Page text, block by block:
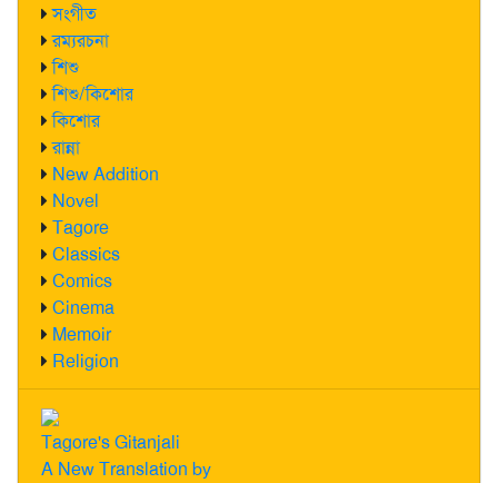
সংগীত
রম্যরচনা
শিশু
শিশু/কিশোর
কিশোর
রান্না
New Addition
Novel
Tagore
Classics
Comics
Cinema
Memoir
Religion
Tagore's Gitanjali
A New Translation by